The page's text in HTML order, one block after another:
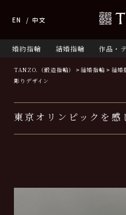
婚約指輪 結婚指輪 作品・
EN 中文
TANZO.（鍛造指輪） 結婚指輪 結婚
彫りデザイン
東京オリンピックを